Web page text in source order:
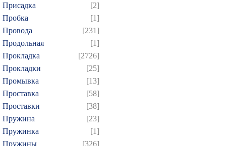
Присадка
[2]
Пробка
[1]
Провода
[231]
Продольная
[1]
Прокладка
[2726]
Прокладки
[25]
Промывка
[13]
Проставка
[58]
Проставки
[38]
Пружина
[23]
Пружинка
[1]
Пружины
[326]